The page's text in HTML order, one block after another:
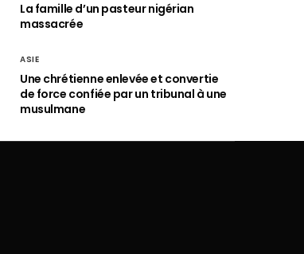
La famille d’un pasteur nigérian
massacrée
ASIE
Une chrétienne enlevée et convertie
de force confiée par un tribunal à une
musulmane